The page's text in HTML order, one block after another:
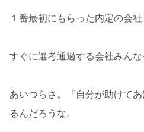
１番最初にもらった内定の会社
すぐに選考通過する会社みんな
あいつらさ。『自分が助けて
るんだろうな。